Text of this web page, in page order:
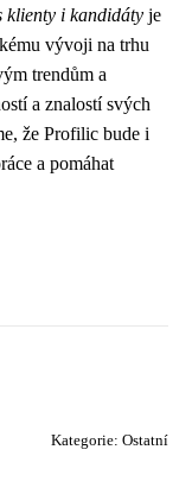
klienty i kandidáty je
vývoji na trhu
trendům a
a znalostí svých
že Profilic bude i
a pomáhat
Kategorie: Ostatní